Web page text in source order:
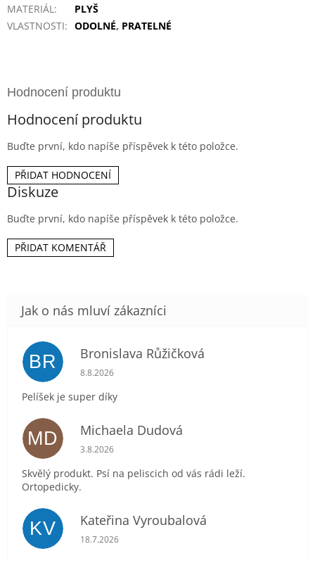
MATERIÁL:
PLYŠ
VLASTNOSTI: ODOLNÉ, PRATELNÉ
Hodnocení produktu
Buďte první, kdo napíše příspěvek k této položce.
PŘIDAT HODNOCENÍ
Diskuze
Buďte první, kdo napíše příspěvek k této položce.
PŘIDAT KOMENTÁŘ
BR Bronislava Růžičková
Hodnocení obchodu je 5 z 5 hvězdiček.
8.8.2026
Pelíšek je super díky
MD Michaela Dudová
Hodnocení obchodu je 5 z 5 hvězdiček.
3.8.2026
Skvělý produkt. Psí na peliscich od vás rádi leží.
Ortopedicky.
KV Kateřina Vyroubalová
Hodnocení obchodu je 5 z 5 hvězdiček.
18.7.2026